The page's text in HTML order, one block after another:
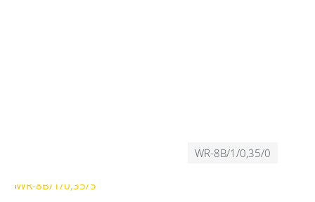
WR-8B/1/0,35/0